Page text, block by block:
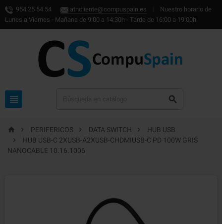
954 25 54 54 atncliente@compuspain.es
Nuestro horario de
Lunes a Viernes - Mañana de 9:00 a 14:30h - Tarde de 16:00 a 19:00h
 
  PERIFERICOS  DATA SWITCH 
HUB USB

HUB USB-C 2XUSB-A2XUSB-CHDMIUSB-C PD 100W GRIS
NANOCABLE 10.16.1006